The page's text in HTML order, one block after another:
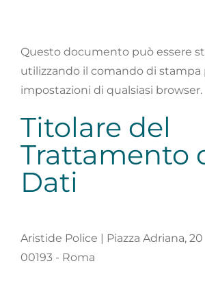
Questo documento può essere
utilizzando il comando di stampa
impostazioni di qualsiasi browser.
Titolare del
Trattamento
Dati
Aristide Police | Piazza Adriana, 20
00193 - Roma